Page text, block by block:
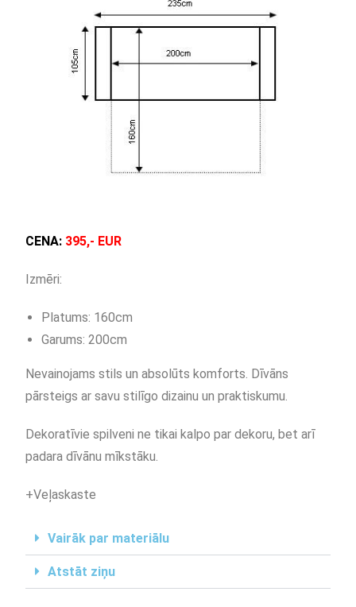
CENA: 395,- EUR
Izmēri:
Platums: 160cm
Garums: 200cm
Nevainojams stils un absolūts komforts. Dīvāns
pārsteigs ar savu stilīgo dizainu un praktiskumu.
Dekoratīvie spilveni ne tikai kalpo par dekoru, bet arī
padara dīvānu mīkstāku.
+Veļaskaste
Vairāk par materiālu
Atstāt ziņu